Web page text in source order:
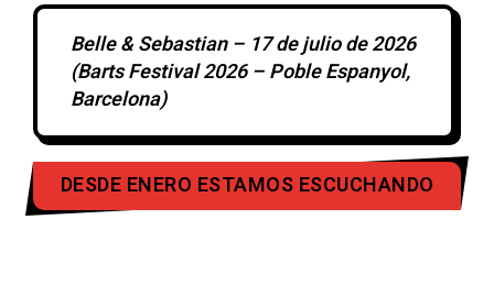
Belle & Sebastian – 17 de julio de 2026
(Barts Festival 2026 – Poble Espanyol,
Barcelona)
DESDE ENERO ESTAMOS ESCUCHANDO